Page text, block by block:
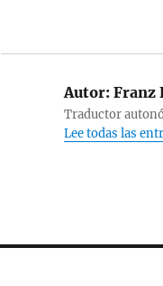
Autor:Franz
Traductor
Lee todas las